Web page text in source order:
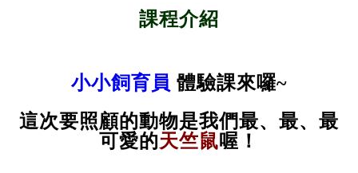
課程介紹
小小飼育員 體驗課來囉~
這次要照顧的動物是我們最、最、最
可愛的天竺鼠喔！